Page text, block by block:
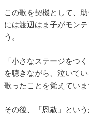
この歌を契機として、
には渡辺はま子がモン
う。
「小さなステージをつ
を聴きながら、泣いて
歌ったことを覚えてい
その後、「恩赦」とい